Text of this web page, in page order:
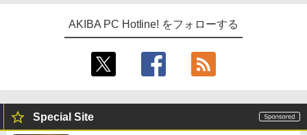
AKIBA PC Hotline! をフォローする
Special Site